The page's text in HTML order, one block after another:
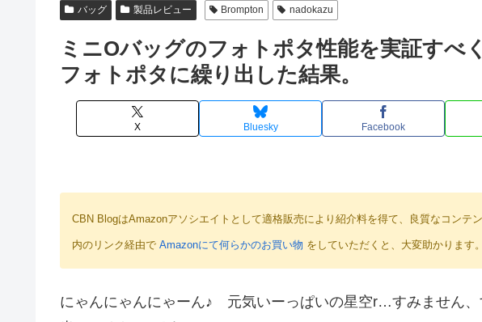
バッグ 製品レビュー Brompton nadokazu
ミニOバッグのフォトポタ性能を実証すべ
フォトポタに繰り出した結果。
X Bluesky Facebook
CBN BlogはAmazonアソシエイトとして適格販売により紹介料を得て、良質なコンテ
内のリンク経由で Amazonにて何らかのお買い物 をしていただくと、大変助かります
にゃんにゃんにゃーん♪ 元気いーっぱいの星空r…すみません、